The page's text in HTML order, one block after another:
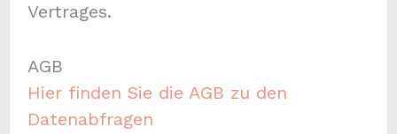
Vertrages.
AGB
Hier finden Sie die AGB zu den
Datenabfragen